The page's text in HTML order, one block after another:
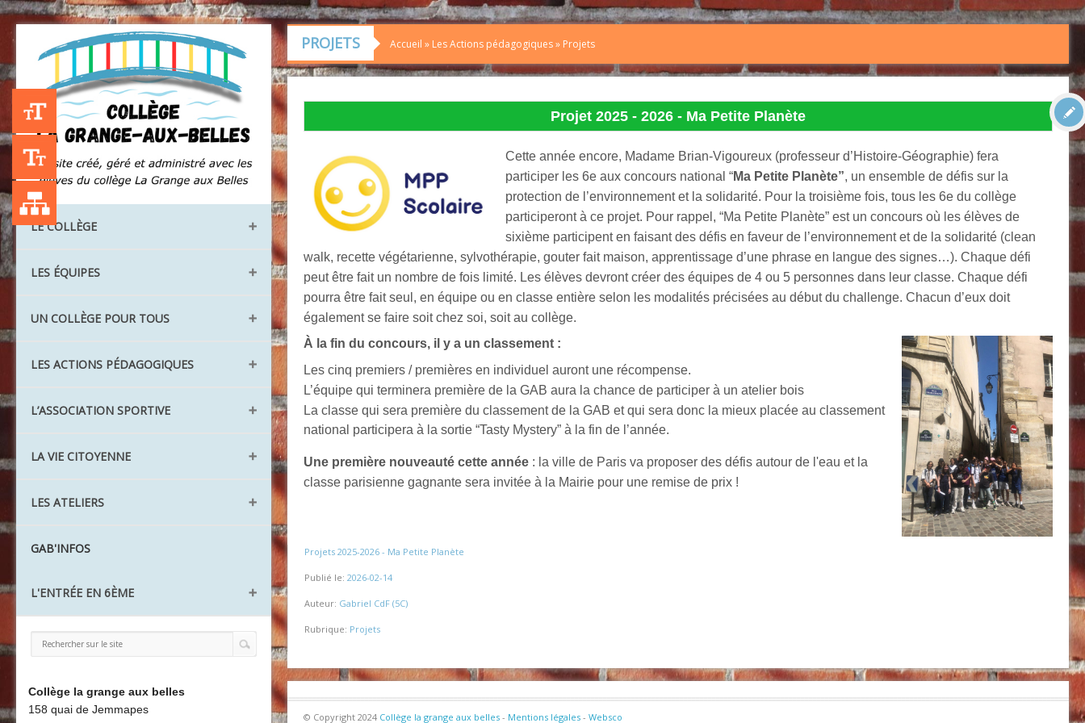
+A
-A
Liste des publications
LE COLLÈGE
Les locaux
Les classes
Le lexique
LES ÉQUIPES
Direction et administration
Santé Action sociale
UN COLLÈGE POUR TOUS
Les aménagements
Les UPE2A
LES ACTIONS PÉDAGOGIQUES
Le Réseau REP
Action collégien
Projets
L’ASSOCIATION SPORTIVE
AS Ping Pong
AS Badminton
LA VIE CITOYENNE
Les Délégués
Les éco-délégués
LES ATELIERS
L'atelier théâtre
L'atelier Être bien
L'atelier jardinage
La Redac
Board'Gab
Clubs maths
GAB'INFOS
L'ENTRÉE EN 6ÈME
Préparer ma rentrée
Découvrir le collège
Collège la grange aux belles
158 quai de Jemmapes
PROJETS Accueil » Les Actions pédagogiques» Projets
Projet 2025 - 2026 - Ma Petite Planète
Cette année encore, Madame Brian-Vigoureux (professeur d’Histoire-Géographie) fera
participer les 6e aux concours national “Ma Petite Planète”, un ensemble de défis sur la
protection de l’environnement et la solidarité. Pour la troisième fois, tous les 6e du collège
participeront à ce projet. Pour rappel, “Ma Petite Planète” est un concours où les élèves de
sixième participent en faisant des défis en faveur de l’environnement et de la solidarité (clean
walk, recette végétarienne, sylvothérapie, gouter fait maison, apprentissage d’une phrase en langue des signes…). Chaque défi
peut être fait un nombre de fois limité. Les élèves devront créer des équipes de 4 ou 5 personnes dans leur classe. Chaque défi
pourra être fait seul, en équipe ou en classe entière selon les modalités précisées au début du challenge. Chacun d’eux doit
également se faire soit chez soi, soit au collège.
À la fin du concours, il y a un classement :
Les cinq premiers / premières en individuel auront une récompense.
L’équipe qui terminera première de la GAB aura la chance de participer à un atelier bois
La classe qui sera première du classement de la GAB et qui sera donc la mieux placée au classement
national participera à la sortie “Tasty Mystery” à la fin de l’année.
Une première nouveauté cette année : la ville de Paris va proposer des défis autour de l'eau et la
classe parisienne gagnante sera invitée à la Mairie pour une remise de prix !
Projets 2025-2026 - Ma Petite Planète
Publié le: 2026-02-14
Auteur: Gabriel CdF (5C)
Rubrique: Projets
© Copyright 2024 Collège la grange aux belles - Mentions légales - Websco